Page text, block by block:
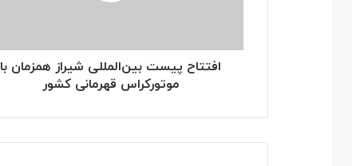
کشور
افتتاح پیست بین‌المللی شیراز همزمان با
موتورکراس قهرمانی کشور